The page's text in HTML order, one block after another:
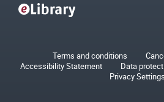
Terms and conditions
Accessibility Statement
Data
Privacy Settings